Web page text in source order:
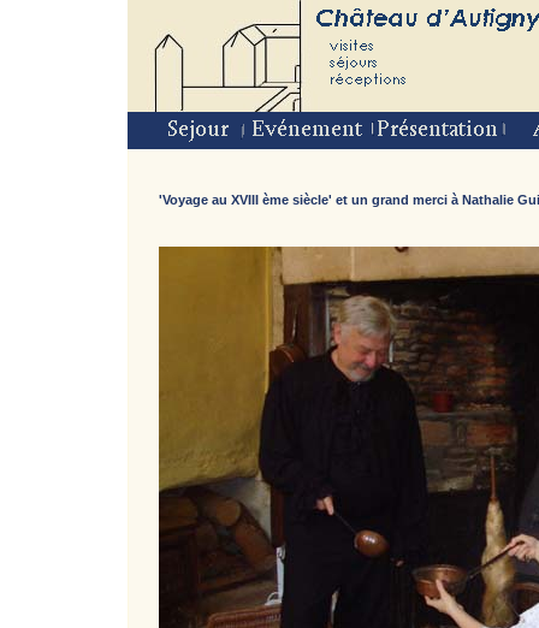
'Voyage au XVIII ème siècle' et un grand merci à Nathalie